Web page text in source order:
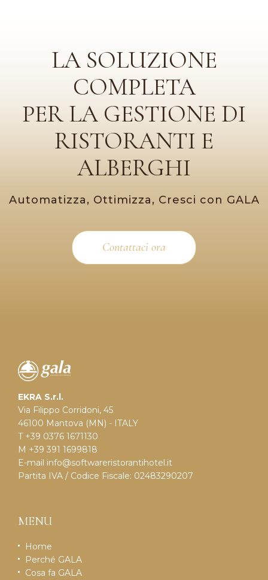
LA SOLUZIONE
COMPLETA
PER LA GESTIONE DI
RISTORANTI E
ALBERGHI
Automatizza, Ottimizza, Cresci con GALA
Contattaci ora
EKRA S.r.l.
Via Filippo Corridoni, 45
46100 Mantova (MN) - ITALY
T +39 0376 1671130
M +39 391 1699818
E-mail info@softwareristorantihotel.it
Partita IVA / Codice Fiscale: 02483290207
MENU
Home
Perché GALA
Cosa fa GALA